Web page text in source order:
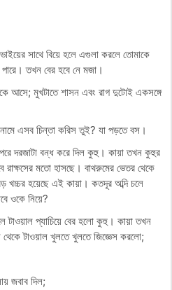
সাথে বিয়ে হলে এগুলা করলে তোমাকে
তখন বের হবে নে মজা।
আসে; মুখটাতে শাসন এবং রাগ দুটোই একসঙ্গে
এসব চিন্তা করিস তুই? যা পড়তে বস।
দরজাটা বন্ধ করে দিল কুহু। কায়া তখন কুহুর
রাক্ষসের মতো হাসছে। বাথরুমের ভেতর থেকে
হয়েছে এই কায়া। কতদূর অব্দি চলে
ওকে নিয়ে?
টাওয়াল প্যাচিয়ে বের হলো কুহু। কায়া তখন
টাওয়াল খুলতে খুলতে জিজ্ঞেস করলো;
জবাব দিল;